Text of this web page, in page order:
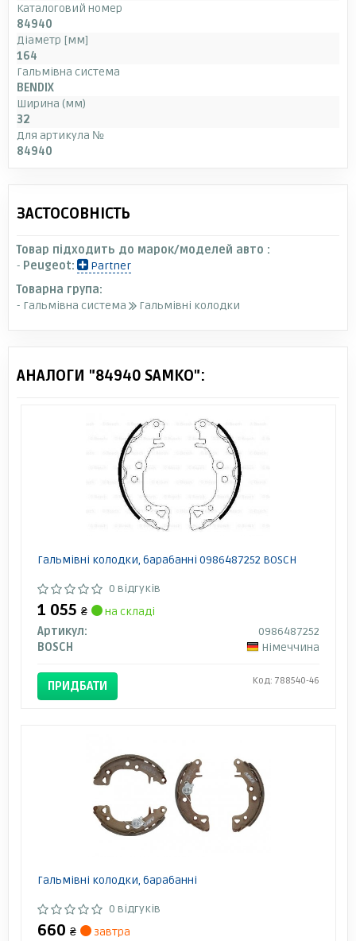
Каталоговий номер
84940
Діаметр [мм]
164
Гальмівна система
BENDIX
Ширина (мм)
32
Для артикула №
84940
ЗАСТОСОВНІСТЬ
Товар підходить до марок/моделей авто :
- Peugeot:
Partner
Товарна група:
- Гальмівна система
Гальмівні колодки
АНАЛОГИ "84940 SAMKO":
Гальмівні колодки, барабанні 0986487252 BOSCH
0 відгуків
1 055 ₴
на складі
Артикул:
0986487252
BOSCH
Німеччина
ПРИДБАТИ Код: 788540-46
Гальмівні колодки, барабанні
0 відгуків
660 ₴ завтра